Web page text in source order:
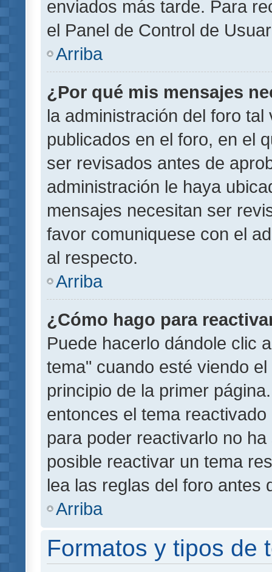
enviados más tarde. Para
el Panel de Control de
Arriba
¿Por qué mis mensajes
la administración del foro
publicados en el foro, en el
ser revisados antes de
administración le haya
mensajes necesitan ser
favor comuniquese con el
al respecto.
Arriba
¿Cómo hago para
Puede hacerlo dándole clic
tema" cuando esté viendo
principio de la primer
entonces el tema
para poder reactivarlo no
posible reactivar un tema
lea las reglas del foro antes
Arriba
Formatos y tipos de